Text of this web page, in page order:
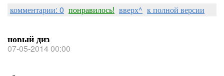
комментарии: 0 понравилось! вверх^ к полной версии
новый диз
07-05-2014 00:00